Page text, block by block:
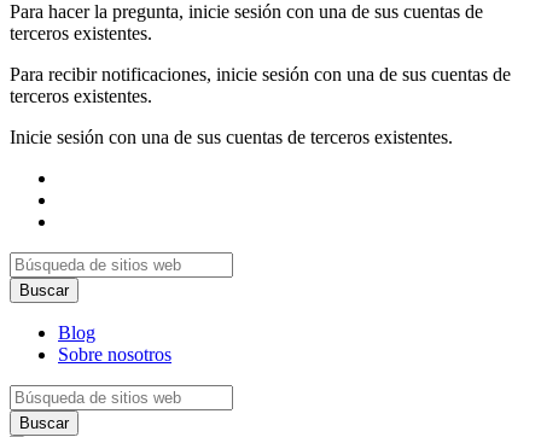
Para hacer la pregunta, inicie sesión con una de sus cuentas de
terceros existentes.
Para recibir notificaciones, inicie sesión con una de sus cuentas de
terceros existentes.
Inicie sesión con una de sus cuentas de terceros existentes.
Blog
Sobre nosotros